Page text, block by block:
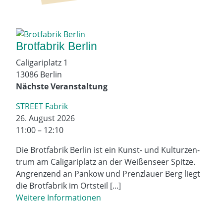
Brotfabrik Berlin
Caligariplatz 1
13086 Berlin
Nächste Veranstaltung
STREET Fabrik
26. August 2026
11:00 – 12:10
Die Brot­fa­brik Ber­lin ist ein Kunst- und Kul­tur­zen­
trum am Cali­ga­ri­platz an der Wei­ßen­seer Spit­ze.
Angren­zend an Pan­kow und Prenz­lau­er Berg liegt
die Brot­fa­brik im Orts­teil [...]
Weitere Informationen